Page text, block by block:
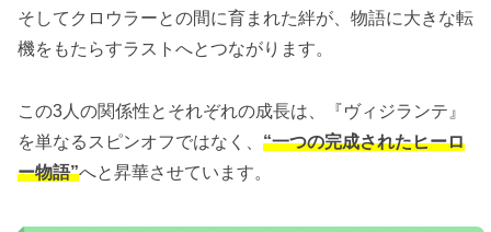
そしてクロウラーとの間に育まれた絆が、物語に大きな転
機をもたらすラストへとつながります。
この3人の関係性とそれぞれの成長は、『ヴィジランテ』
を単なるスピンオフではなく、 “一つの完成されたヒーロ
ー物語”へと昇華させています。